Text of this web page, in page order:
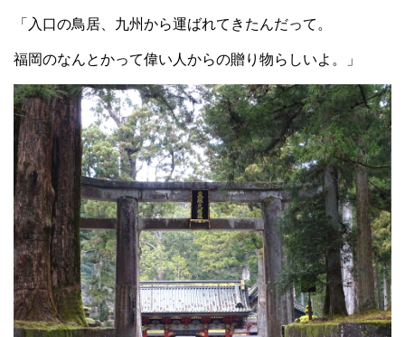
「入口の鳥居、九州から運ばれてきたんだって。
福岡のなんとかって偉い人からの贈り物らしいよ。」